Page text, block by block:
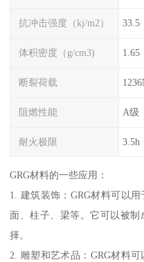
抗冲击强度（kj/m2） 33.5
体积密度（g/cm3) 1.65
断裂荷载
阻燃性能 A级
耐火极限 3.5h
GRG材料的一些应用：
1. 建筑装饰：GRG材料可以
面、柱子、梁等。它可以被
择。
2. 雕塑和艺术品：GRG材料